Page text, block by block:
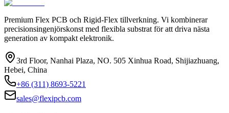
Premium Flex PCB och Rigid-Flex tillverkning. Vi kombinerar
precisionsingenjörskonst med flexibla substrat för att driva nästa
generation av kompakt elektronik.
3rd Floor, Nanhai Plaza, NO. 505 Xinhua Road, Shijiazhuang,
Hebei, China
+86 (311) 8693-5221
sales@flexipcb.com